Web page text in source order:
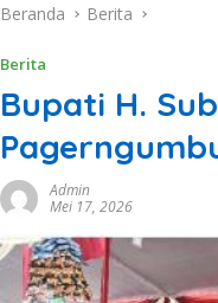
Beranda Berita
Berita
Bupati H.
Admin
Mei 17, 2026